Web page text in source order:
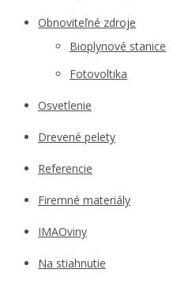
Obnoviteľné zdroje
Bioplynové stanice
Fotovoltika
Osvetlenie
Drevené pelety
Referencie
Firemné materiály
IMAOviny
Na stiahnutie